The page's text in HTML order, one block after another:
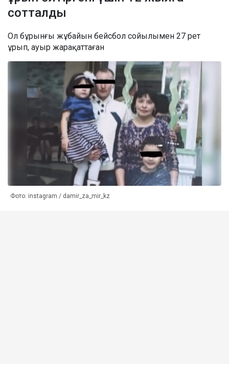
сотталды
Ол бұрынғы жұбайын бейсбол сойылымен 27 рет
ұрып, ауыр жарақаттаған
Фото: instagram / damir_za_mir_kz